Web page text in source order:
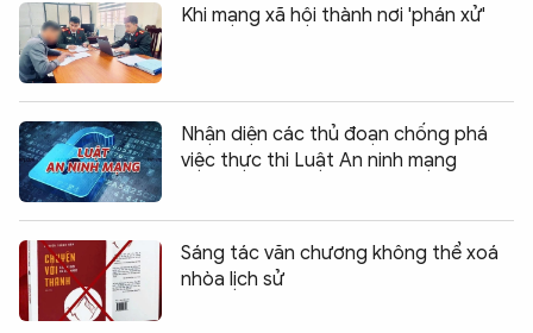
Khi mạng xã hội thành nơi 'phán xử'
Nhận diện các thủ đoạn chống phá
việc thực thi Luật An ninh mạng
Sáng tác văn chương không thể xoá
nhòa lịch sử